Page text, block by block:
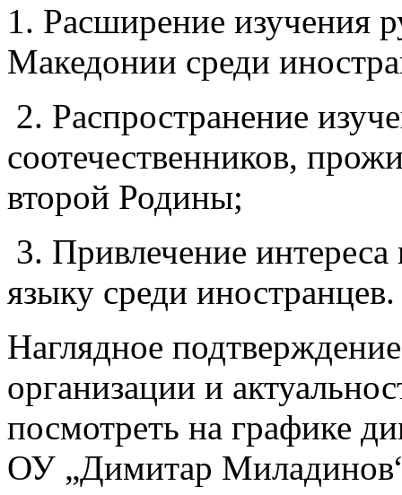
1. Расширение изучения
Македонии среди
2. Распространение
соотечественников,
второй Родины;
3. Привлечение интереса
языку среди иностранцев.
Наглядное
организации и
посмотреть на графике
ОУ „Димитар